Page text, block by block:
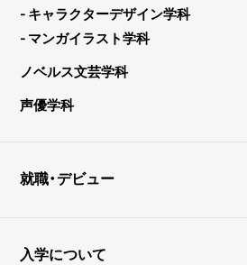
- キャラクターデザイン学科
- マンガイラスト学科
ノベルス文芸学科
声優学科
就職・デビュー
入学について